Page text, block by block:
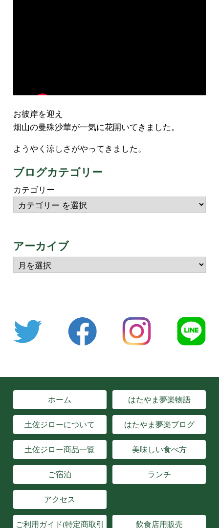
お彼岸を迎え
畑山の曼殊沙華が一気に花開いてきました。
ようやく涼しさがやってきました。
ブログカテゴリー
カテゴリー
アーカイブ
ホーム はたやま夢楽物語
土佐ジローについて はたやま夢楽ブログ
土佐ジロー商品一覧 美味しい食べ方
ご宿泊 ランチ
アクセス
ご利用ガイド(特定商取引 飲食店用販売